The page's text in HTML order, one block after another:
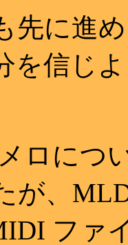
先に進
を信じ
ロにつ
が、
ファ